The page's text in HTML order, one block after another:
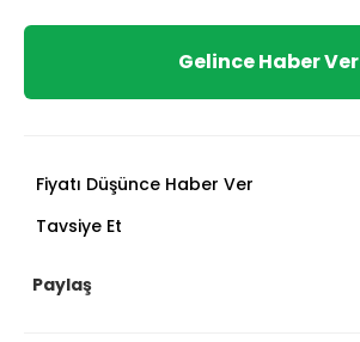
Gelince Haber Ver
Fiyatı Düşünce Haber Ver
Tavsiye Et
Paylaş